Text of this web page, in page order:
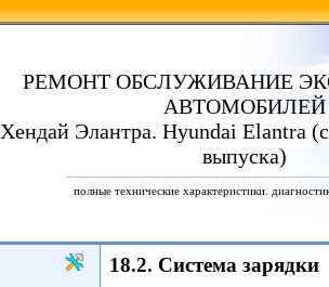
РЕМОНТ ОБСЛУЖИВАНИЕ
АВТОМОБИЛЕЙ
Хендай Элантра. Hyundai Elantra
выпуска)
полные технические характеристики.
18.2. Система зарядки